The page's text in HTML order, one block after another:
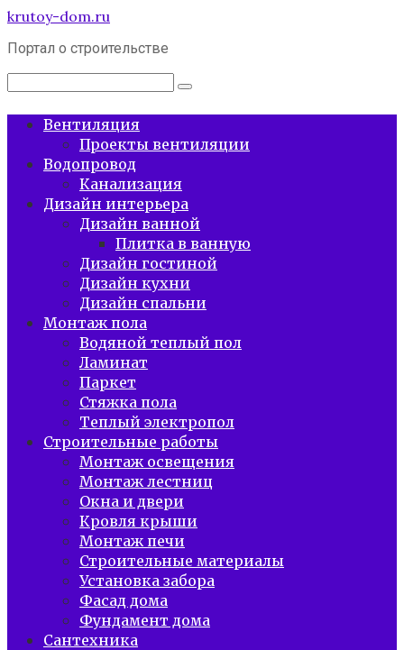
Перейти
контенту
krutoy-dom.ru
Портал о строительстве
Поиск:
Вентиляция
Проекты вентиляции
Водопровод
Канализация
Дизайн интерьера
Дизайн ванной
Плитка в ванную
Дизайн гостиной
Дизайн кухни
Дизайн спальни
Монтаж пола
Водяной теплый пол
Ламинат
Паркет
Стяжка пола
Теплый электропол
Строительные работы
Монтаж освещения
Монтаж лестниц
Окна и двери
Кровля крыши
Монтаж печи
Строительные материалы
Установка забора
Фасад дома
Фундамент дома
Сантехника